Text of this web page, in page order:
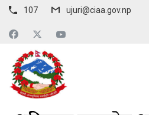
107 ujuri@ciaa.gov.np